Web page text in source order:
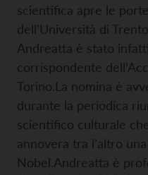
scientifica apre le
dell’Università di
Andreatta è stato
corrispondente
Torino.La nomina è
durante la periodica
scientifico culturale
annovera tra l’altro
Nobel.Andreatta è